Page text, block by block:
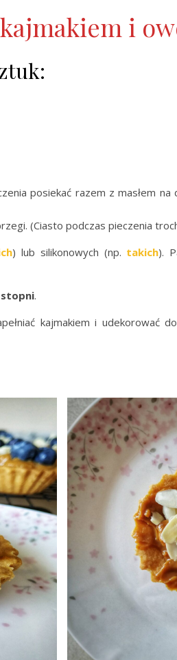
i
posiekać razem z masłem na
(Ciasto podczas pieczenia
) lub silikonowych (np. takich).
.
kajmakiem i udekorować